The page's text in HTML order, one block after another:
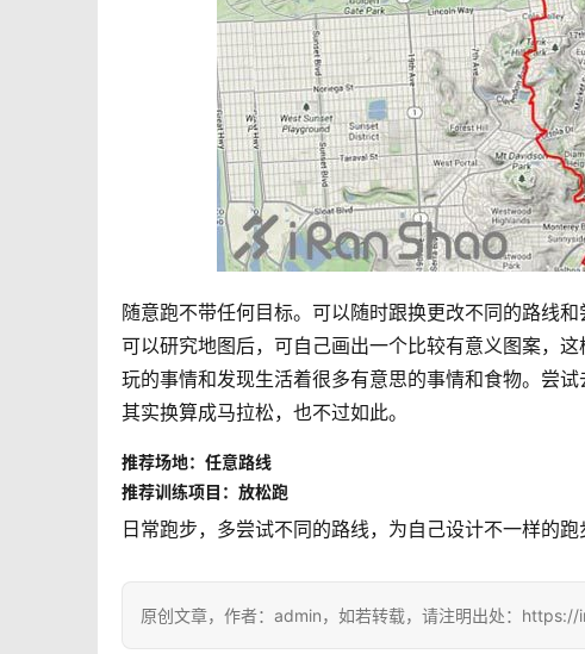
随意跑不带任何目标。可以随时跟换更改不同的路线
可以研究地图后，可自己画出一个比较有意义图案，
玩的事情和发现生活着很多有意思的事情和食物。尝
其实换算成马拉松，也不过如此。
推荐场地：任意路线
推荐训练项目：放松跑
日常跑步，多尝试不同的路线，为自己设计不一样的
原创文章，作者：admin，如若转载，请注明出处：